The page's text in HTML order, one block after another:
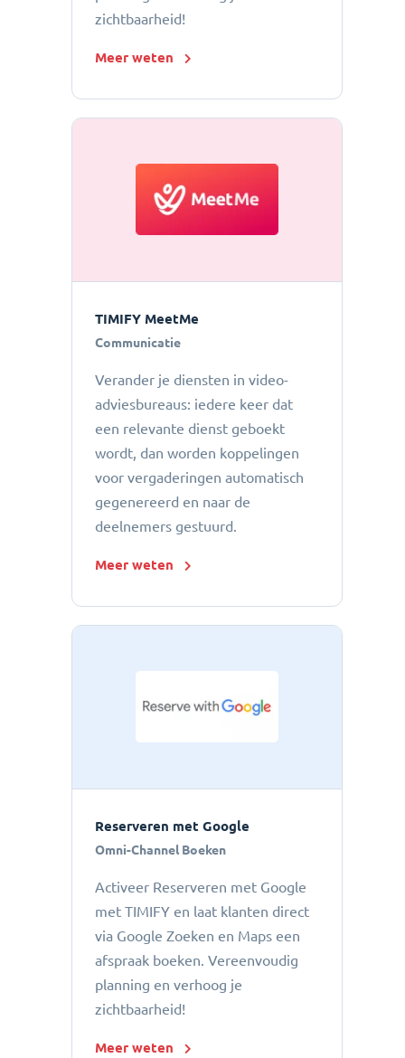
zichtbaarheid!
Meer weten
TIMIFY MeetMe
Communicatie
Verander je diensten in video-
adviesbureaus: iedere keer dat
een relevante dienst geboekt
wordt, dan worden koppelingen
voor vergaderingen automatisch
gegenereerd en naar de
deelnemers gestuurd.
Meer weten
Reserveren met Google
Omni-Channel Boeken
Activeer Reserveren met Google
met TIMIFY en laat klanten direct
via Google Zoeken en Maps een
afspraak boeken. Vereenvoudig
planning en verhoog je
zichtbaarheid!
Meer weten